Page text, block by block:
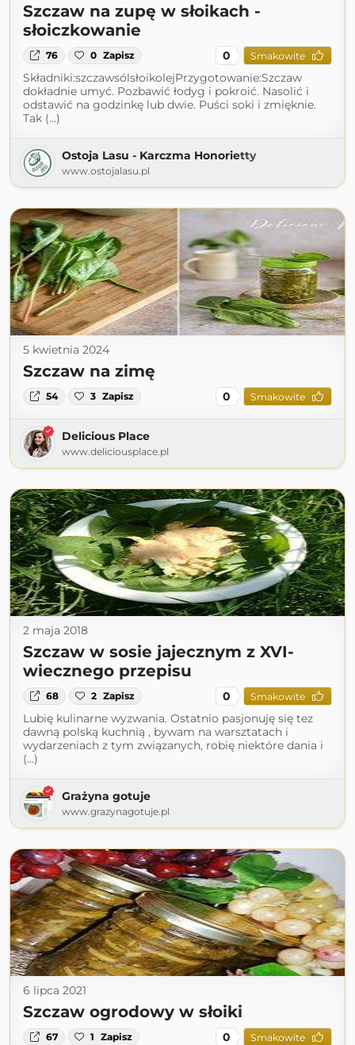
Szczaw na zupę w słoikach -
słoiczkowanie
76 0 Zapisz 0 Smakowite
Składniki:szczawsólsłoikolejPrzygotowanie:Szczaw
dokładnie umyć. Pozbawić łodyg i pokroić. Nasolić i
odstawić na godzinkę lub dwie. Puści soki i zmięknie.
Tak (...)
Ostoja Lasu - Karczma Honorietty
www.ostojalasu.pl
5 kwietnia 2024
Szczaw na zimę
54 3 Zapisz 0 Smakowite
Delicious Place
www.deliciousplace.pl
2 maja 2018
Szczaw w sosie jajecznym z XVI-
wiecznego przepisu
68 2 Zapisz 0 Smakowite
Lubię kulinarne wyzwania. Ostatnio pasjonuję się tez
dawną polską kuchnią , bywam na warsztatach i
wydarzeniach z tym związanych, robię niektóre dania i
(...)
Grażyna gotuje
www.grazynagotuje.pl
6 lipca 2021
Szczaw ogrodowy w słoiki
67 1 Zapisz 0 Smakowite